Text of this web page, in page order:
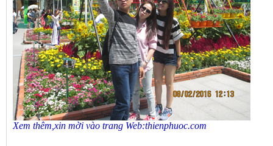
Xem thêm,xin mời vào trang Web:thienphuoc.com